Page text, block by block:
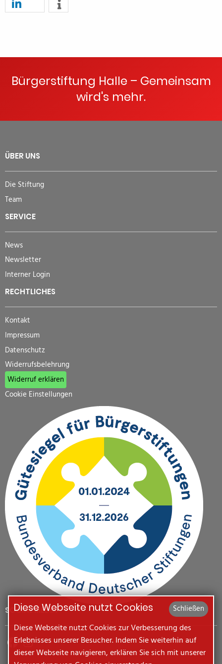
Bürgerstiftung Halle – Gemeinsam
wird's mehr.
ÜBER UNS
Die Stiftung
Team
SERVICE
News
Newsletter
Interner Login
RECHTLICHES
Kontakt
Impressum
Datenschutz
Widerrufsbelehrung
Widerruf erklären
Cookie Einstellungen
SOCIAL MEDIA Schließen
Diese Webseite nutzt Cookies
Diese Webseite nutzt Cookies zur Verbesserung des
Erlebnisses unserer Besucher. Indem Sie weiterhin auf
dieser Webseite navigieren, erklären Sie sich mit unserer